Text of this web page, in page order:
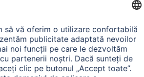
Telefon și